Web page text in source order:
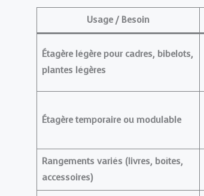
Usage / Besoin
Étagère légère pour cadres, bibelots,
plantes légères
Étagère temporaire ou modulable
Rangements variés (livres, boîtes,
accessoires)